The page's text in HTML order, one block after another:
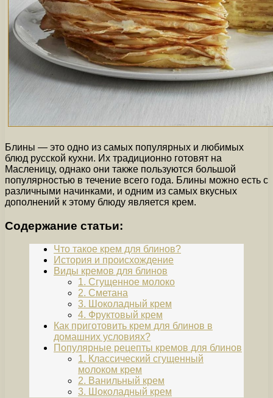
Блины — это одно из самых популярных и любимых
блюд русской кухни. Их традиционно готовят на
Масленицу, однако они также пользуются большой
популярностью в течение всего года. Блины можно есть с
различными начинками, и одним из самых вкусных
дополнений к этому блюду является крем.
Содержание статьи:
Что такое крем для блинов?
История и происхождение
Виды кремов для блинов
1. Сгущенное молоко
2. Сметана
3. Шоколадный крем
4. Фруктовый крем
Как приготовить крем для блинов в
домашних условиях?
Популярные рецепты кремов для блинов
1. Классический сгущенный
молоком крем
2. Ванильный крем
3. Шоколадный крем